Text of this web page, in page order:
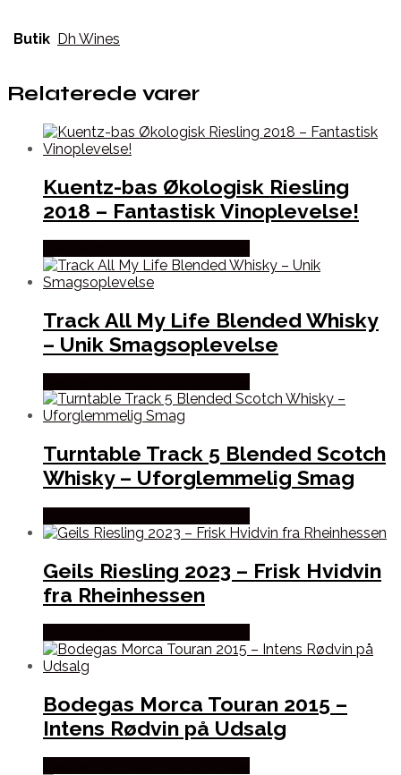
Butik Dh Wines
Relaterede varer
Kuentz-bas Økologisk Riesling
2018 – Fantastisk Vinoplevelse!
Track All My Life Blended Whisky
– Unik Smagsoplevelse
Turntable Track 5 Blended Scotch
Whisky – Uforglemmelig Smag
Geils Riesling 2023 – Frisk Hvidvin
fra Rheinhessen
Bodegas Morca Touran 2015 –
Intens Rødvin på Udsalg